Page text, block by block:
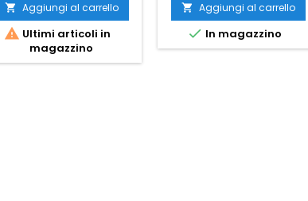
 Aggiungi al carrello
 Ultimi articoli in
magazzino
 Aggiungi al carrello
 In magazzino